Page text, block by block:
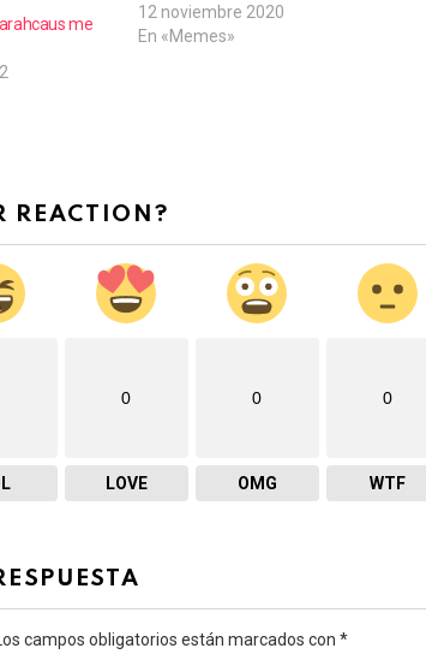
me
12 noviembre 2020
En «Memes»
REACTION?
0
LOVE
0
OMG
0
WTF
campos obligatorios están marcados con *